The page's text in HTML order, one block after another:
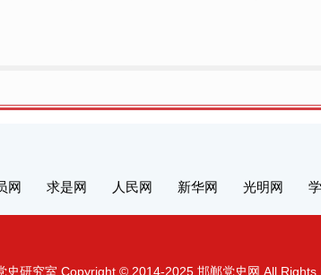
网 求是网 人民网 新华网 光明网
史研究室 Copyright © 2014-2025 邯郸党史网 All Rights